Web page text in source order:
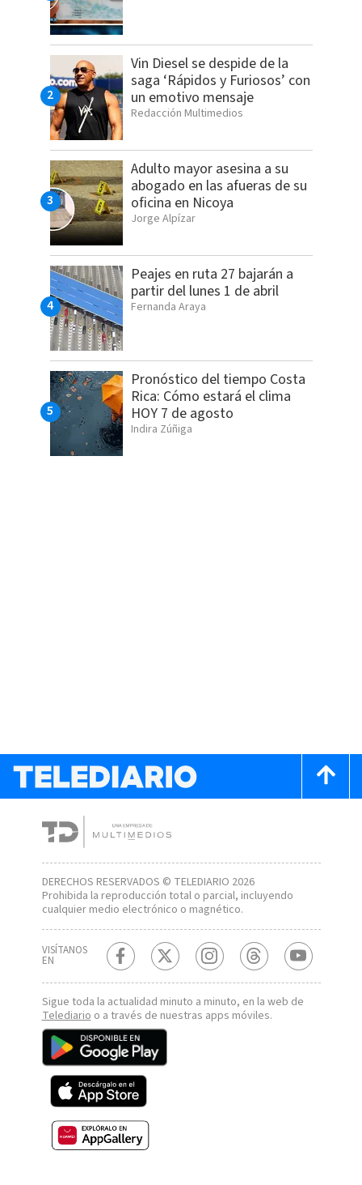
Vin Diesel se despide de la
saga ‘Rápidos y Furiosos’ con
un emotivo mensaje
Redacción Multimedios
Adulto mayor asesina a su
abogado en las afueras de su
oficina en Nicoya
Jorge Alpízar
Peajes en ruta 27 bajarán a
partir del lunes 1 de abril
Fernanda Araya
Pronóstico del tiempo Costa
Rica: Cómo estará el clima
HOY 7 de agosto
Indira Zúñiga
DERECHOS RESERVADOS © TELEDIARIO 2026
Prohibida la reproducción total o parcial, incluyendo
cualquier medio electrónico o magnético.
VISÍTANOS
EN
Sigue toda la actualidad minuto a minuto, en la web de
Telediario o a través de nuestras apps móviles.